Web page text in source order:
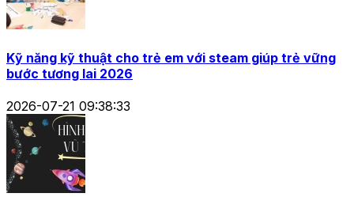
Kỹ năng kỹ thuật cho trẻ em với steam giúp trẻ vững
bước tương lai 2026
2026-07-21 09:38:33